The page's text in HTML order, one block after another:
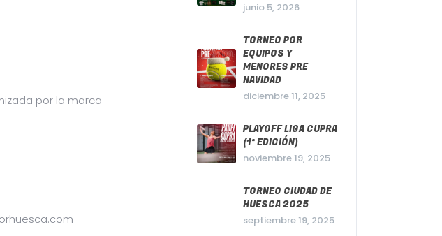
por la marca
junio 5, 2026
TORNEO POR
EQUIPOS Y
MENORES PRE
NAVIDAD
diciembre 11, 2025
PLAYOFF LIGA CUPRA
(1ª EDICIÓN)
noviembre 19, 2025
TORNEO CIUDAD DE
HUESCA 2025
septiembre 19, 2025